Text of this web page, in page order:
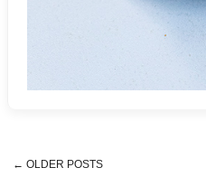
← OLDER POSTS